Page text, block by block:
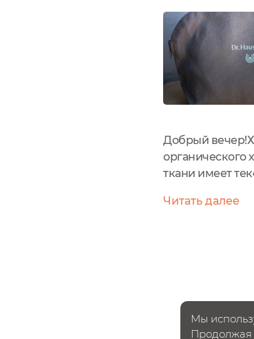
Добрый
органического
ткани имеет
пробнике и...
Читать далее
Мы
Продолжая